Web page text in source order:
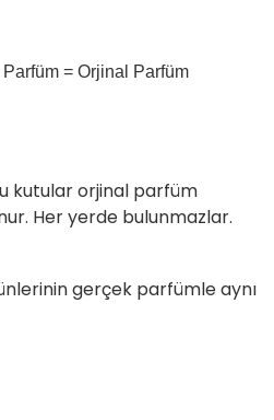
= Orjinal Parfüm
kutular orjinal parfüm
Her yerde bulunmazlar.
gerçek parfümle aynı